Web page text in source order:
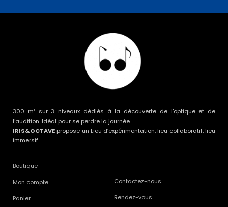
300 m² sur 3 niveaux dédiés à la découverte de l’optique et de
l’audition. Idéal pour se perdre la journée.
IRIS&OCTAVE propose un Lieu d’expérimentation, lieu collaboratif, lieu
immersif.
Boutique
Mon compte
Panier
Contactez-nous
Rendez-vous